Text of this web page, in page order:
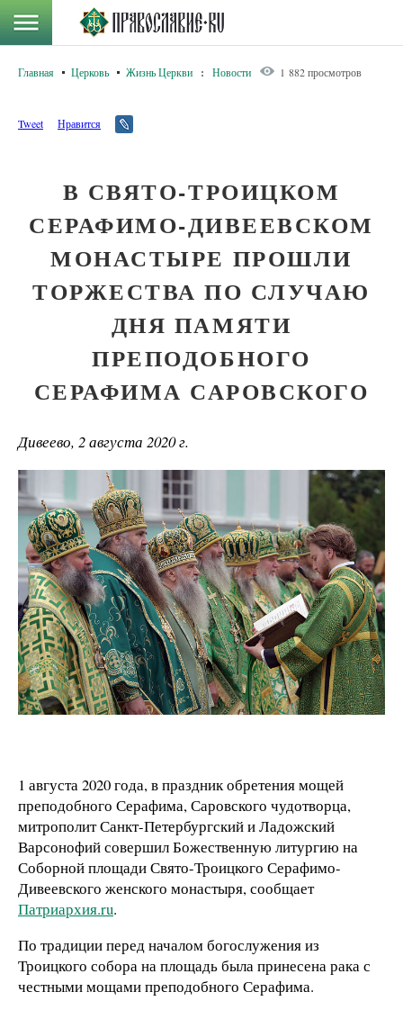
Главная Церковь Жизнь Церкви : Новости 1 882 просмотров
Tweet Нравится
В СВЯТО-ТРОИЦКОМ
СЕРАФИМО-ДИВЕЕВСКОМ
МОНАСТЫРЕ ПРОШЛИ
ТОРЖЕСТВА ПО СЛУЧАЮ
ДНЯ ПАМЯТИ
ПРЕПОДОБНОГО
СЕРАФИМА САРОВСКОГО
Дивеево, 2 августа 2020 г.
1 августа 2020 года, в праздник обретения мощей
преподобного Серафима, Саровского чудотворца,
митрополит Санкт-Петербургский и Ладожский
Варсонофий совершил Божественную литургию на
Соборной площади Свято-Троицкого Серафимо-
Дивеевского женского монастыря, сообщает
Патриархия.ru.
По традиции перед началом богослужения из
Троицкого собора на площадь была принесена рака с
честными мощами преподобного Серафима.